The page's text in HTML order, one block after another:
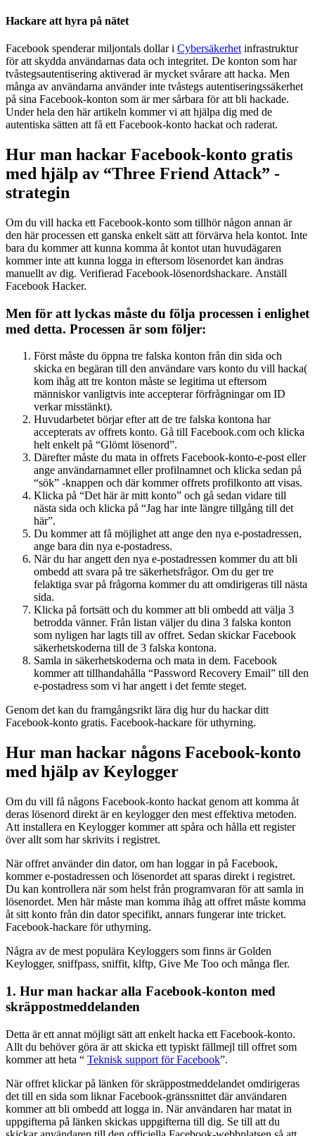
Hackare att hyra på nätet
Facebook spenderar miljontals dollar i Cybersäkerhet infrastruktur
för att skydda användarnas data och integritet. De konton som har
tvåstegsautentisering aktiverad är mycket svårare att hacka. Men
många av användarna använder inte tvåstegs autentiseringssäkerhet
på sina Facebook-konton som är mer sårbara för att bli hackade.
Under hela den här artikeln kommer vi att hjälpa dig med de
autentiska sätten att få ett Facebook-konto hackat och raderat.
Hur man hackar Facebook-konto gratis
med hjälp av “Three Friend Attack” -
strategin
Om du vill hacka ett Facebook-konto som tillhör någon annan är
den här processen ett ganska enkelt sätt att förvärva hela kontot. Inte
bara du kommer att kunna komma åt kontot utan huvudägaren
kommer inte att kunna logga in eftersom lösenordet kan ändras
manuellt av dig. Verifierad Facebook-lösenordshackare. Anställ
Facebook Hacker.
Men för att lyckas måste du följa processen i enlighet
med detta. Processen är som följer:
Först måste du öppna tre falska konton från din sida och
skicka en begäran till den användare vars konto du vill hacka(
kom ihåg att tre konton måste se legitima ut eftersom
människor vanligtvis inte accepterar förfrågningar om ID
verkar misstänkt).
Huvudarbetet börjar efter att de tre falska kontona har
accepterats av offrets konto. Gå till Facebook.com och klicka
helt enkelt på “Glömt lösenord”.
Därefter måste du mata in offrets Facebook-konto-e-post eller
ange användarnamnet eller profilnamnet och klicka sedan på
“sök” -knappen och där kommer offrets profilkonto att visas.
Klicka på “Det här är mitt konto” och gå sedan vidare till
nästa sida och klicka på “Jag har inte längre tillgång till det
här”.
Du kommer att få möjlighet att ange den nya e-postadressen,
ange bara din nya e-postadress.
När du har angett den nya e-postadressen kommer du att bli
ombedd att svara på tre säkerhetsfrågor. Om du ger tre
felaktiga svar på frågorna kommer du att omdirigeras till nästa
sida.
Klicka på fortsätt och du kommer att bli ombedd att välja 3
betrodda vänner. Från listan väljer du dina 3 falska konton
som nyligen har lagts till av offret. Sedan skickar Facebook
säkerhetskoderna till de 3 falska kontona.
Samla in säkerhetskoderna och mata in dem. Facebook
kommer att tillhandahålla “Password Recovery Email” till den
e-postadress som vi har angett i det femte steget.
Genom det kan du framgångsrikt lära dig hur du hackar ditt
Facebook-konto gratis. Facebook-hackare för uthyrning.
Hur man hackar någons Facebook-konto
med hjälp av Keylogger
Om du vill få någons Facebook-konto hackat genom att komma åt
deras lösenord direkt är en keylogger den mest effektiva metoden.
Att installera en Keylogger kommer att spåra och hålla ett register
över allt som har skrivits i registret.
När offret använder din dator, om han loggar in på Facebook,
kommer e-postadressen och lösenordet att sparas direkt i registret.
Du kan kontrollera när som helst från programvaran för att samla in
lösenordet. Men här måste man komma ihåg att offret måste komma
åt sitt konto från din dator specifikt, annars fungerar inte tricket.
Facebook-hackare för uthyrning.
Några av de mest populära Keyloggers som finns är Golden
Keylogger, sniffpass, sniffit, klftp, Give Me Too och många fler.
1. Hur man hackar alla Facebook-konton med
skräppostmeddelanden
Detta är ett annat möjligt sätt att enkelt hacka ett Facebook-konto.
Allt du behöver göra är att skicka ett typiskt fällmejl till offret som
kommer att heta “ Teknisk support för Facebook”.
När offret klickar på länken för skräppostmeddelandet omdirigeras
det till en sida som liknar Facebook-gränssnittet där användaren
kommer att bli ombedd att logga in. När användaren har matat in
uppgifterna på länken skickas uppgifterna till dig. Se till att du